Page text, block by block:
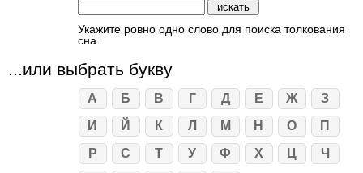
Укажите ровно одно слово для поиска толкования
сна.
...или выбрать букву
А Б В Г Д Е Ж
З
И
Й К Л М Н О
П
Р
С Т У Ф Х Ц
Ч